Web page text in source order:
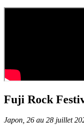
Fuji Rock
Japon, 26 au 28 juillet